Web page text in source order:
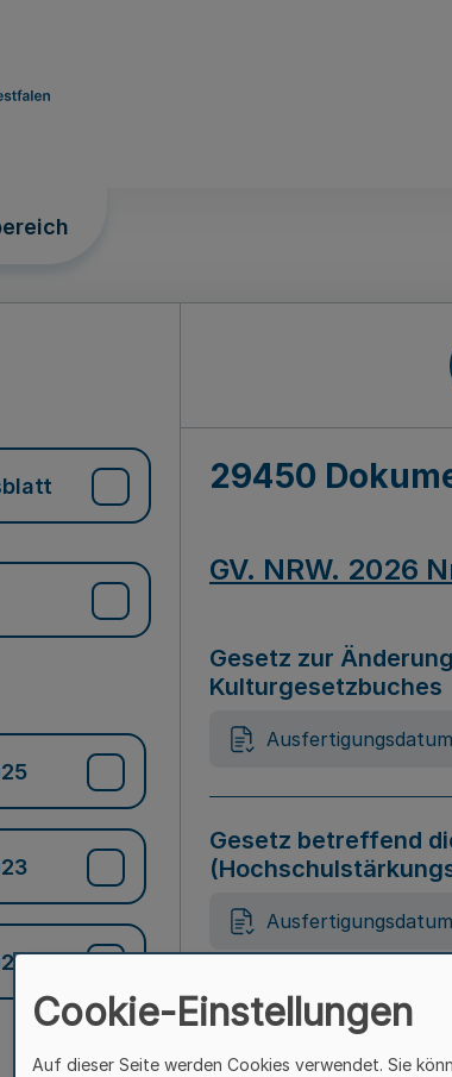
29450
GV. NRW. 2026
Gesetz zur
Kulturgesetzbuches
Ausfertigungsdatum
Gesetz betreffend
Ausfertigungsdatum
Gesetz zur
Cookie-Einstellungen
Auf dieser Seite werden Cookies verwendet. Sie